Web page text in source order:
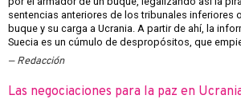
sentencias anteriores de los tribunales inferiores
buque y su carga a Ucrania. A partir de ahí, la
Suecia es un cúmulo de despropósitos, que
Redacción
Las negociaciones para la paz en